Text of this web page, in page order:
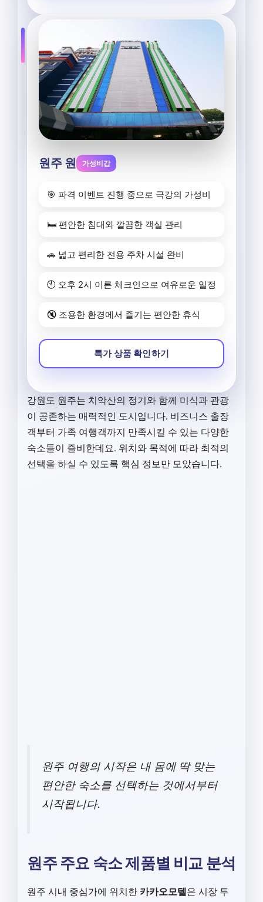
원주 원 가성비갑
🎯 파격 이벤트 진행 중으로 극강의 가성비
🛏️ 편안한 침대와 깔끔한 객실 관리
🚗 넓고 편리한 전용 주차 시설 완비
🕙 오후 2시 이른 체크인으로 여유로운 일정
🔇 조용한 환경에서 즐기는 편안한 휴식
특가 상품 확인하기
강원도 원주는 치악산의 정기와 함께 미식과 관광
이 공존하는 매력적인 도시입니다. 비즈니스 출장
객부터 가족 여행객까지 만족시킬 수 있는 다양한
숙소들이 즐비한데요. 위치와 목적에 따라 최적의
선택을 하실 수 있도록 핵심 정보만 모았습니다.
원주 여행의 시작은 내 몸에 딱 맞는
편안한 숙소를 선택하는 것에서부터
시작됩니다.
원주 주요 숙소 제품별 비교 분석
원주 시내 중심가에 위치한 카카오모텔 은 시장 투